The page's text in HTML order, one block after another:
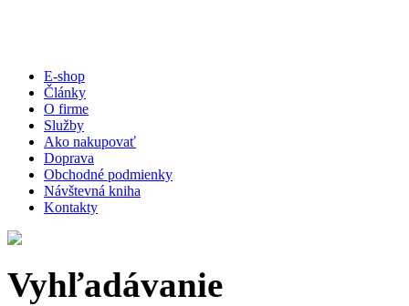
E-shop
Články
O firme
Služby
Ako nakupovať
Doprava
Obchodné podmienky
Návštevná kniha
Kontakty
Vyhľadávanie